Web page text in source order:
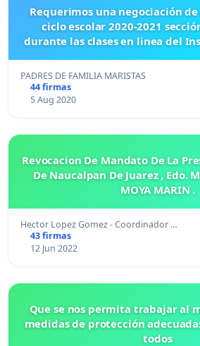
Requerimos una negociación
ciclo escolar 2020-2021
durante las clases en linea del
PADRES DE FAMILIA MARISTAS
44 firmas
5 Aug 2020
Revocacion De Mandato De La
De Naucalpan De Juarez , Edo.
MOYA MARIN .
Hector Lopez Gomez - Coordinador …
43 firmas
12 Jun 2022
Que se nos permita trabajar al
medidas de protección
todos